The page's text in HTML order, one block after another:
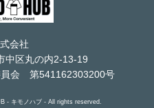
会社
中区丸の内2-13-19
会 第541162303200号
- キモノハブ - All rights reserved.